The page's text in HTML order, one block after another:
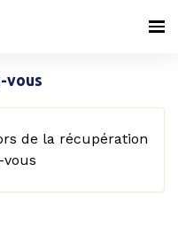
vous
de la récupération
vous